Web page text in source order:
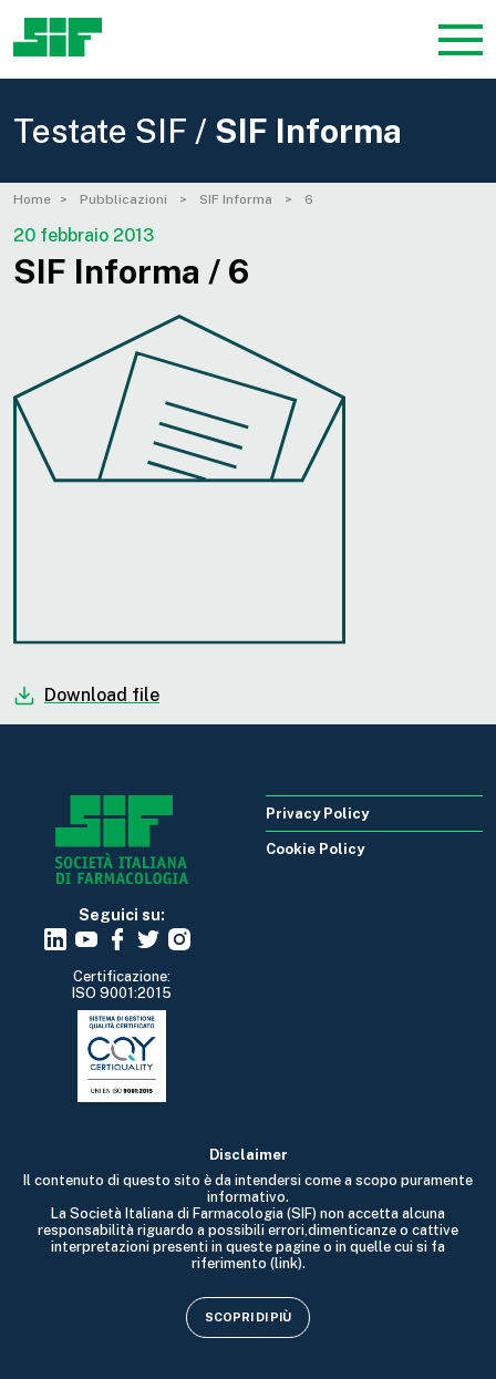
Testate SIF / SIF Informa
Home Pubblicazioni SIF Informa 6
20 febbraio 2013
SIF Informa / 6
Download file
Seguici su:
Certificazione:
ISO 9001:2015
Disclaimer
Il contenuto di questo sito è da intendersi come a scopo puramente
informativo.
La Società Italiana di Farmacologia (SIF) non accetta alcuna
responsabilità riguardo a possibili errori,dimenticanze o cattive
interpretazioni presenti in queste pagine o in quelle cui si fa
riferimento (link).
SCOPRI DI PIÙ
Privacy Policy
Cookie Policy